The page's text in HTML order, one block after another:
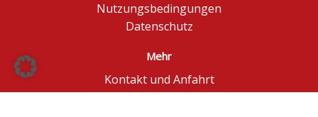
Nutzungsbedingungen
Datenschutz
Mehr
Kontakt und Anfahrt
Börse Düsseldorf